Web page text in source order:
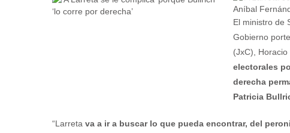
Aníbal
El ministro de
Gobierno
(JxC),
electorales
derecha
Patricia
“Larreta va a ir a buscar lo que pueda encontrar, del